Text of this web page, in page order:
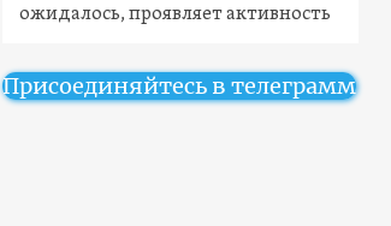
ожидалось, проявляет активность
Присоединяйтесь в телеграмм